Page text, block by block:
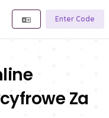
Enter Code
Za